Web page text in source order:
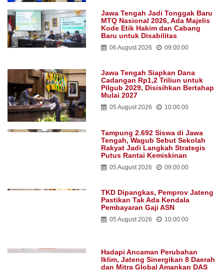
Jawa Tengah Jadi Tonggak Baru
MTQ Nasional 2026, Ada Majelis
Kode Etik Hakim dan Cabang
Baru untuk Disabilitas
06 August 2026 09:00:00
Jawa Tengah Siapkan Dana
Cadangan Rp1,2 Triliun untuk
Pilgub 2029, Disisihkan Bertahap
Mulai 2027
05 August 2026 10:00:00
Tampung 2.692 Siswa di Jawa
Tengah, Wagub Sebut Sekolah
Rakyat Jadi Langkah Strategis
Putus Rantai Kemiskinan
05 August 2026 09:00:00
TKD Dipangkas, Pemprov Jateng
Pastikan Tak Ada Kendala
Pembayaran Gaji ASN
05 August 2026 10:00:00
Hadapi Ancaman Perubahan
Iklim, Jateng Sinergikan 8 Daerah
dan Mitra Global Amankan DAS